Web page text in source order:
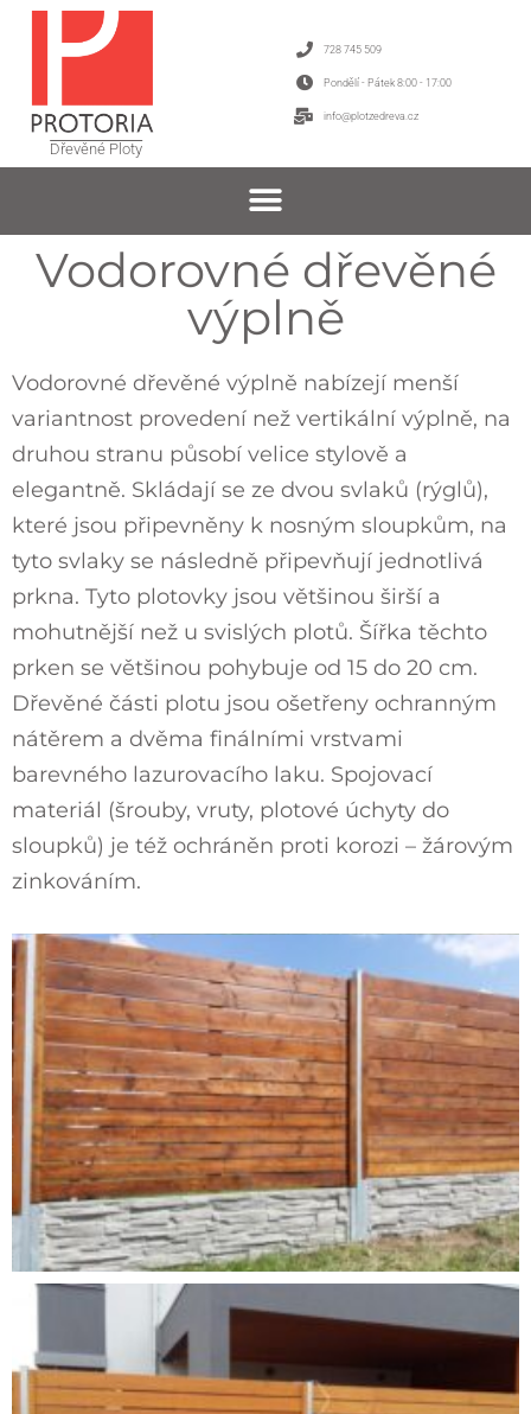
Dřevěné Ploty
728 745 509
Pondělí - Pátek 8:00 - 17:00
info@plotzedreva.cz
Vodorovné dřevěné
výplně
Vodorovné dřevěné výplně nabízejí menší
variantnost provedení než vertikální výplně, na
druhou stranu působí velice stylově a
elegantně. Skládají se ze dvou svlaků (rýglů),
které jsou připevněny k nosným sloupkům, na
tyto svlaky se následně připevňují jednotlivá
prkna. Tyto plotovky jsou většinou širší a
mohutnější než u svislých plotů. Šířka těchto
prken se většinou pohybuje od 15 do 20 cm.
Dřevěné části plotu jsou ošetřeny ochranným
nátěrem a dvěma finálními vrstvami
barevného lazurovacího laku. Spojovací
materiál (šrouby, vruty, plotové úchyty do
sloupků) je též ochráněn proti korozi – žárovým
zinkováním.